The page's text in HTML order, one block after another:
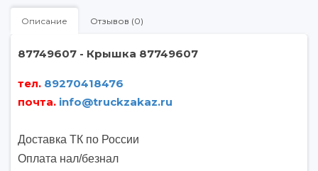
Описание Отзывов (0)
87749607 - Крышка 87749607
тел. 89270418476
почта. info@truckzakaz.ru
Доставка ТК по России
Оплата нал/безнал